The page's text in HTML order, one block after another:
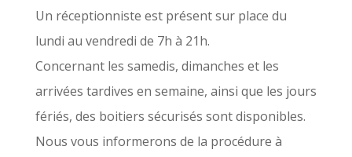
Un réceptionniste est présent sur place du
lundi au vendredi de 7h à 21h.
Concernant les samedis, dimanches et les
arrivées tardives en semaine, ainsi que les jours
fériés, des boitiers sécurisés sont disponibles.
Nous vous informerons de la procédure à